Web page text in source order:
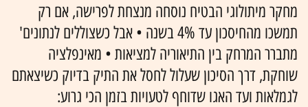
מחקר מיתולוגי הבטיח נוסחה מנצחת לפרישה, אם רק
תמשכו מהחיסכון עד 4% בשנה • אבל כשצוללים לנתונים'
מתברר המרחק בין התיאוריה למציאות • מאינפלציה
שוחקת, דרך הסיכון שעלול לחסל את התיק בדיוק כשיצאתם
לגמלאות ועד האגו שדוחף לטעויות בזמן הכי גרוע: